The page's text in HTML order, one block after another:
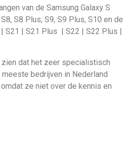
van de Samsung Galaxy S
S8 Plus, S9, S9 Plus, S10 en de
S21 | S21 Plus | S22 | S22 Plus |
dat het zeer specialistisch
bedrijven in Nederland
ze niet over de kennis en